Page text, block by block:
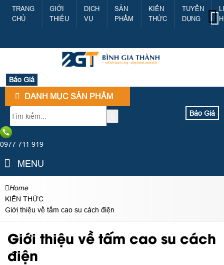
TRANG
CHỦ
GIỚI
THIỆU
DỊCH
VỤ
SẢN
PHẨM
KIẾN
THỨC
TUYỂN
DỤNG
Báo Giá
DANH MỤC SẢN PHẨM
Báo Giá
0977 711 919
MENU
Home
KIẾN THỨC
Giới thiệu về tấm cao su cách điện
Giới thiệu về tấm cao su cách
điện